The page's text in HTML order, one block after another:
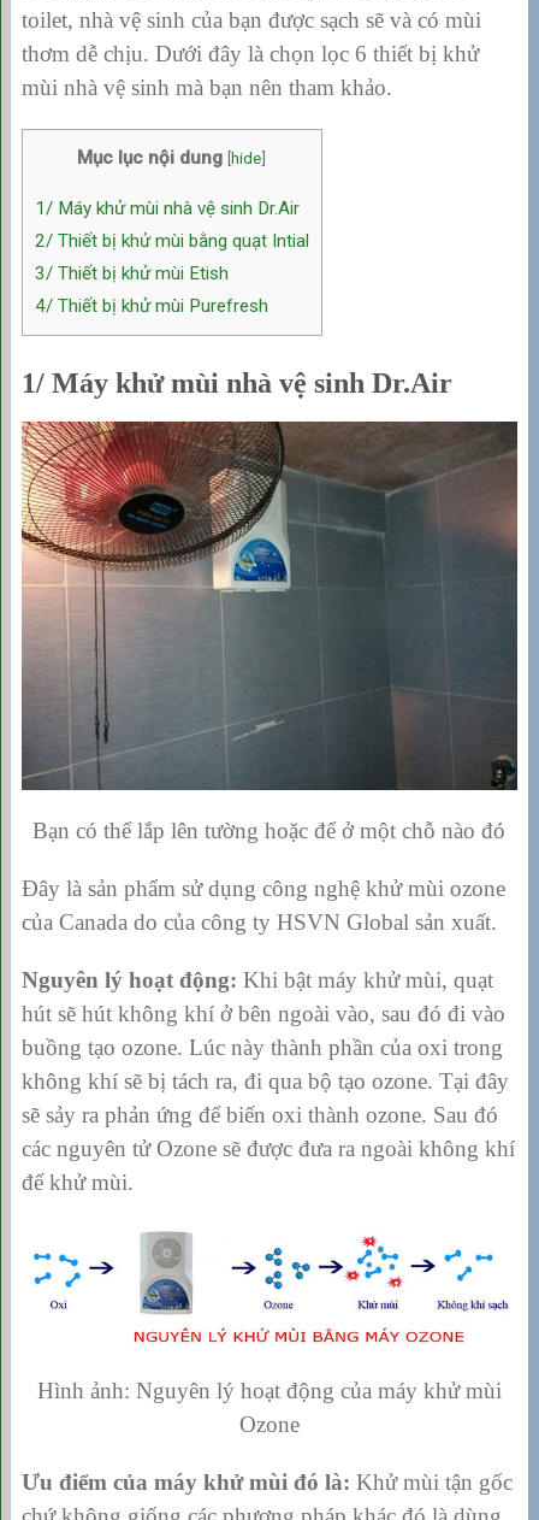
toilet, nhà vệ sinh của bạn được sạch sẽ và có mùi
thơm dễ chịu. Dưới đây là chọn lọc 6 thiết bị khử
mùi nhà vệ sinh mà bạn nên tham khảo.
Mục lục nội dung [hide]
1/ Máy khử mùi nhà vệ sinh Dr.Air
2/ Thiết bị khử mùi bằng quạt Intial
3/ Thiết bị khử mùi Etish
4/ Thiết bị khử mùi Purefresh
1/ Máy khử mùi nhà vệ sinh Dr.Air
Bạn có thể lắp lên tường hoặc để ở một chỗ nào đó
Đây là sản phẩm sử dụng công nghệ khử mùi ozone
của Canada do của công ty HSVN Global sản xuất.
Nguyên lý hoạt động: Khi bật máy khử mùi, quạt
hút sẽ hút không khí ở bên ngoài vào, sau đó đi vào
buồng tạo ozone. Lúc này thành phần của oxi trong
không khí sẽ bị tách ra, đi qua bộ tạo ozone. Tại đây
sẽ sảy ra phản ứng để biến oxi thành ozone. Sau đó
các nguyên tử Ozone sẽ được đưa ra ngoài không khí
để khử mùi.
Hình ảnh: Nguyên lý hoạt động của máy khử mùi
Ozone
Ưu điểm của máy khử mùi đó là: Khử mùi tận gốc